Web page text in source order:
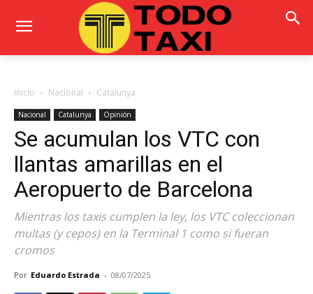
Inicio Nacional Catalunya
Nacional Catalunya Opinión
Se acumulan los VTC con
llantas amarillas en el
Aeropuerto de Barcelona
Mientras los taxis cumplen la ley, los VTC coleccionan
multas (y cepos) en la Terminal 1 como si fueran
cromos
Por Eduardo Estrada - 08/07/2025